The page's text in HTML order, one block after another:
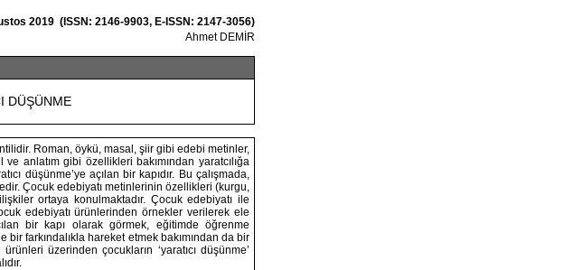
2019 (ISSN: 2146-9903, E-ISSN: 2147-3056)
Ahmet DEMİR
DÜŞÜNME
Roman, öykü, masal, şiir gibi edebi metinler,
anlatım gibi özellikleri bakımından yaratcılığa
düşünme’ye açılan bir kapıdır. Bu çalışmada,
Çocuk edebiyatı metinlerinin özellikleri (kurgu,
ortaya konulmaktadır. Çocuk edebiyatı ile
edebiyatı ürünlerinden örnekler verilerek ele
bir kapı olarak görmek, eğitimde öğrenme
farkındalıkla hareket etmek bakımından da bir
üzerinden çocukların ‘yaratıcı düşünme’